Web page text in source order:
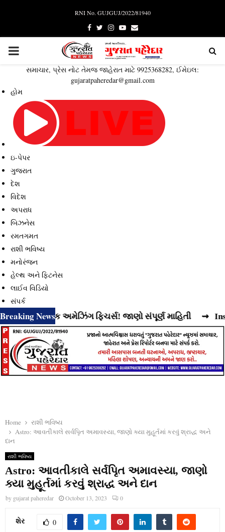
RNI No. GUJGUJ/2022/81940
Facebook
TwitterInstagram
YoutubeEmail
PRIMARY
MENU
સમાચાર, પ્રેસ નોટ તેમજ જાહેરાત માટે 9925368282, ઈમેઇલ:
gujaratpaheredar@gmail.com
હોમ
ઇ-પેપર
ગુજરાત
દેશ
વિદેશ
અપરાધ
બિઝનેસ
રમતગમત
રાશી ભવિષ્ય
મનોરંજન
હેલ્થ અને ફિટનેસ
લાઈવ વિડિયો
સંપર્ક
Breaking News
વધુ એક અમેઝિંગ ફિચર્સ! જાણો સંપૂર્ણ માહિતી ⇝
Home
રાશી ભવિષ્ય
Astro: આવતીકાલે સર્વપિૃત અમાવસ્યા, જાણો ક્યા મુહૂર્તમાં કરવું શ્રાદ્ધ અને
દાન
રાશી ભવિષ્ય
Astro: આવતીકાલે સર્વપિૃત અમાવસ્યા, જાણો
ક્યા મુહૂર્તમાં કરવું શ્રાદ્ધ અને દાન
by gujarat paheredar October 13, 2023 0
શેર 0